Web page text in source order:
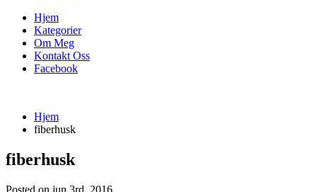
Hjem
Kategorier
Om Meg
Kontakt Oss
Facebook
Hjem
fiberhusk
fiberhusk
Posted on jun 3rd, 2016